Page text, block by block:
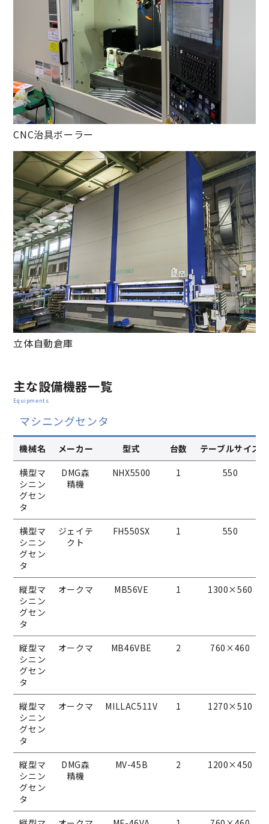
CNC治具ボーラー
立体自動倉庫
主な設備機器一覧
Equipments
マシニングセンタ
機械名 メーカー 型式 台数
テーブルサイズ
横型マ
シニン
グセン
タ
DMG森
精機
NHX5500 1 550
横型マ
シニン
グセン
タ
ジェイテ
クト
FH550SX 1 550
縦型マ
シニン
グセン
タ
オークマ MB56VE 1 1300×560
縦型マ
シニン
グセン
タ
オークマ MB46VBE 2 760×460
縦型マ
シニン
グセン
タ
オークマ MILLAC511V 1 1270×510
縦型マ
シニン
グセン
タ
DMG森
精機
MV-45B 2 1200×450